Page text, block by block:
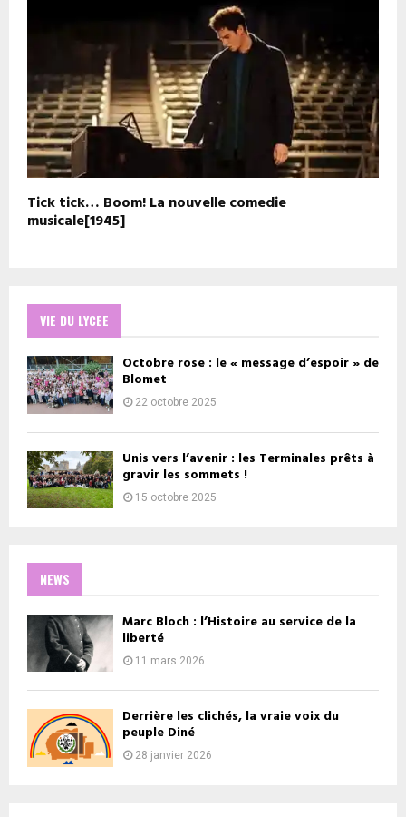
Tick tick… Boom! La nouvelle comedie
musicale[1945]
VIE DU LYCEE
Octobre rose : le « message d’espoir » de
Blomet
22 octobre 2025
Unis vers l’avenir : les Terminales prêts à
gravir les sommets !
15 octobre 2025
NEWS
Marc Bloch : l’Histoire au service de la
liberté
11 mars 2026
Derrière les clichés, la vraie voix du
peuple Diné
28 janvier 2026